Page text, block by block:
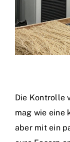
Die Kontrolle
mag wie eine
aber mit ein